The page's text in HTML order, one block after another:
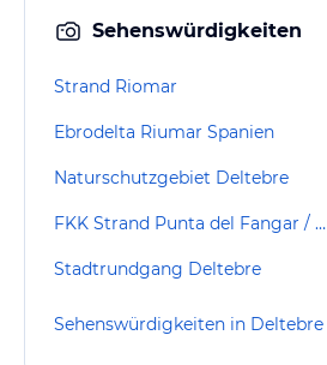
Sehenswürdigkeiten
Strand Riomar
Ebrodelta Riumar Spanien
Naturschutzgebiet Deltebre
FKK Strand Punta del Fangar / El Diamant
Stadtrundgang Deltebre
Sehenswürdigkeiten in Deltebre